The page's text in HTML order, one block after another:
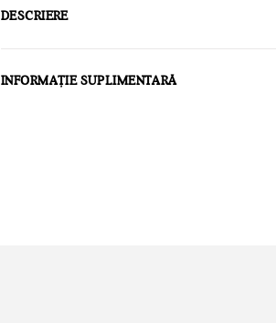
DESCRIERE
INFORMAȚIE SUPLIMENTARĂ